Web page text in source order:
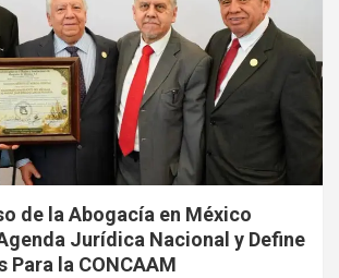
de la Abogacía en México
Jurídica Nacional y Define
Para la CONCAAM